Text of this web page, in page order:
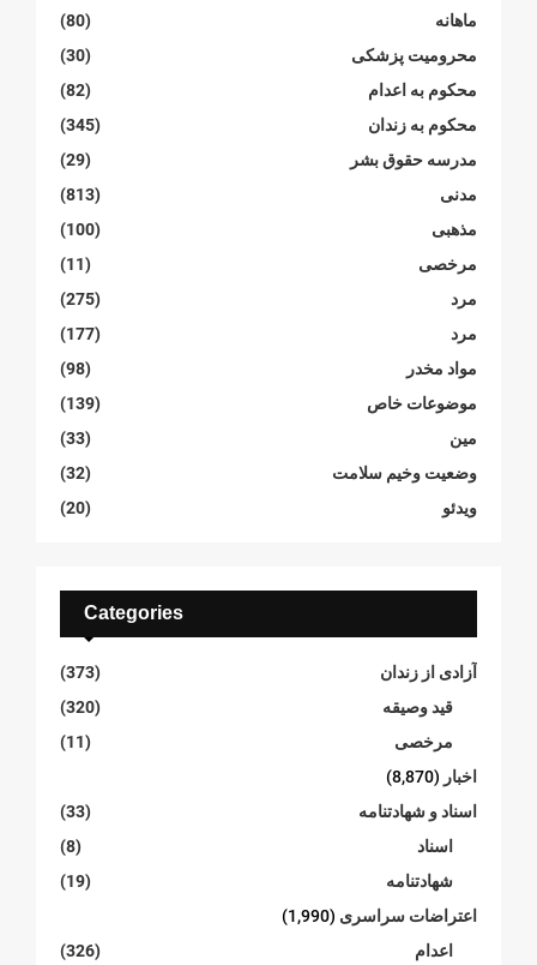
ماهانە
(80)
محرومیت پزشکی
(30)
محکوم بە اعدام
(82)
محکوم بە زندان
(345)
مدرسە حقوق بشر
(29)
مدنی
(813)
مذهبی
(100)
مرخصی
(11)
مرد
(275)
مرد
(177)
مواد مخدر
(98)
موضوعات خاص
(139)
مین
(33)
وضعیت وخیم سلامت
(32)
ویدئو
(20)
Categories
آزادی از زندان
(373)
قید وصیقه
(320)
مرخصی
(11)
اخبار (8,870)
اسناد و شهادتنامە
(33)
اسناد
(8)
شهادتنامە
(19)
اعتراضات سراسری (1,990)
اعدام
(326)